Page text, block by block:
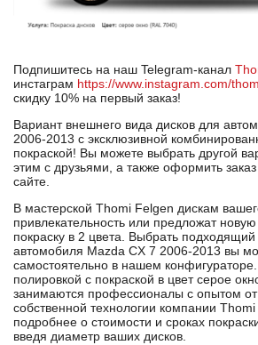
Подпишитесь на наш Telegram-канал
инстаграм https://www.instagram.com/
скидку 10% на первый заказ!
Вариант внешнего вида дисков для
2006-2013 с эксклюзивной
покраской! Вы можете выбрать другой
этим с друзьями, а также оформить
сайте.
В мастерской Thomi Felgen дискам
привлекательность или предложат
покраску в 2 цвета. Выбрать
автомобиля Mazda CX 7 2006-2013 вы
самостоятельно в нашем
полировкой с покраской в цвет серое
занимаются профессионалы с опытом
собственной технологии компании
подробнее о стоимости и сроках
введя диаметр ваших дисков.